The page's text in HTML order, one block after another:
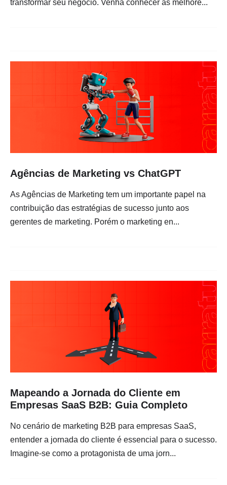
transformar seu negócio. Venha conhecer as melhore...
Agências de Marketing vs ChatGPT
As Agências de Marketing tem um importante papel na
contribuição das estratégias de sucesso junto aos
gerentes de marketing. Porém o marketing en...
Mapeando a Jornada do Cliente em
Empresas SaaS B2B: Guia Completo
No cenário de marketing B2B para empresas SaaS,
entender a jornada do cliente é essencial para o sucesso.
Imagine-se como a protagonista de uma jorn...